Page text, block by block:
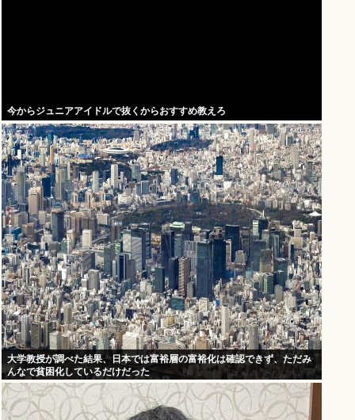
今からジュニアアイドルで抜くからおすすめ教えろ
大学教授が調べた結果、日本では富裕層の富裕化は確認できず、ただみ
んなで貧困化しているだけだった